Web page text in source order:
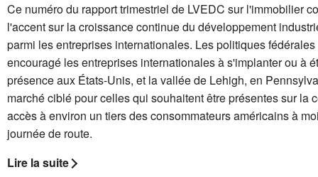
Ce numéro du rapport trimestriel de LVEDC sur l'immobilier
l'accent sur la croissance continue du développement
parmi les entreprises internationales. Les politiques
encouragé les entreprises internationales à s'implanter ou à
présence aux États-Unis, et la vallée de Lehigh, en
marché ciblé pour celles qui souhaitent être présentes sur la
accès à environ un tiers des consommateurs américains à
journée de route.
Lire la suite